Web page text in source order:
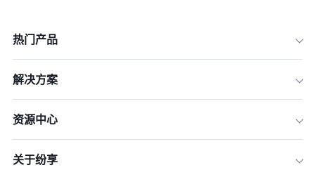
热门产品
解决方案
资源中心
关于纷享